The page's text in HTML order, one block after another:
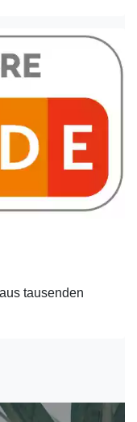
tausenden